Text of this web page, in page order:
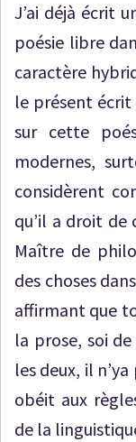
J’ai déjà écrit
poésie libre
caractère
le présent écrit
sur cette
modernes,
considèrent
qu’il a droit
Maître de
des choses
affirmant que
la prose, soi
les deux, il
obéit aux
de la